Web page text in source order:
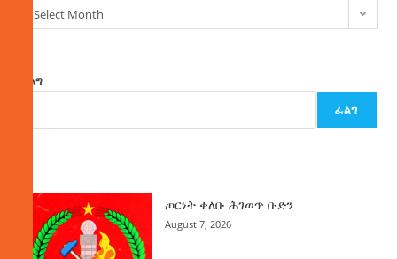
Select Month
ፈልግ
ፈልግ
ጦርነት ቀለቡ ሕገወጥ ቡድን
August 7, 2026